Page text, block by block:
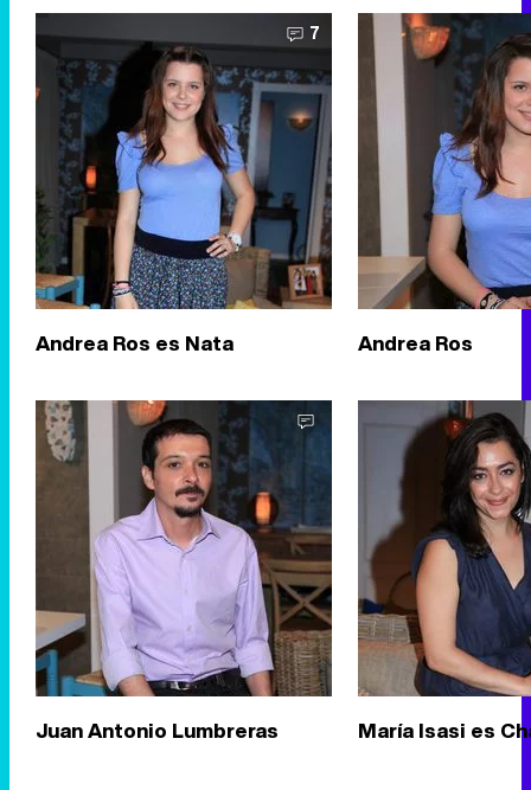
7
Andrea Ros es Nata Andrea Ros
Juan Antonio Lumbreras María Isasi es